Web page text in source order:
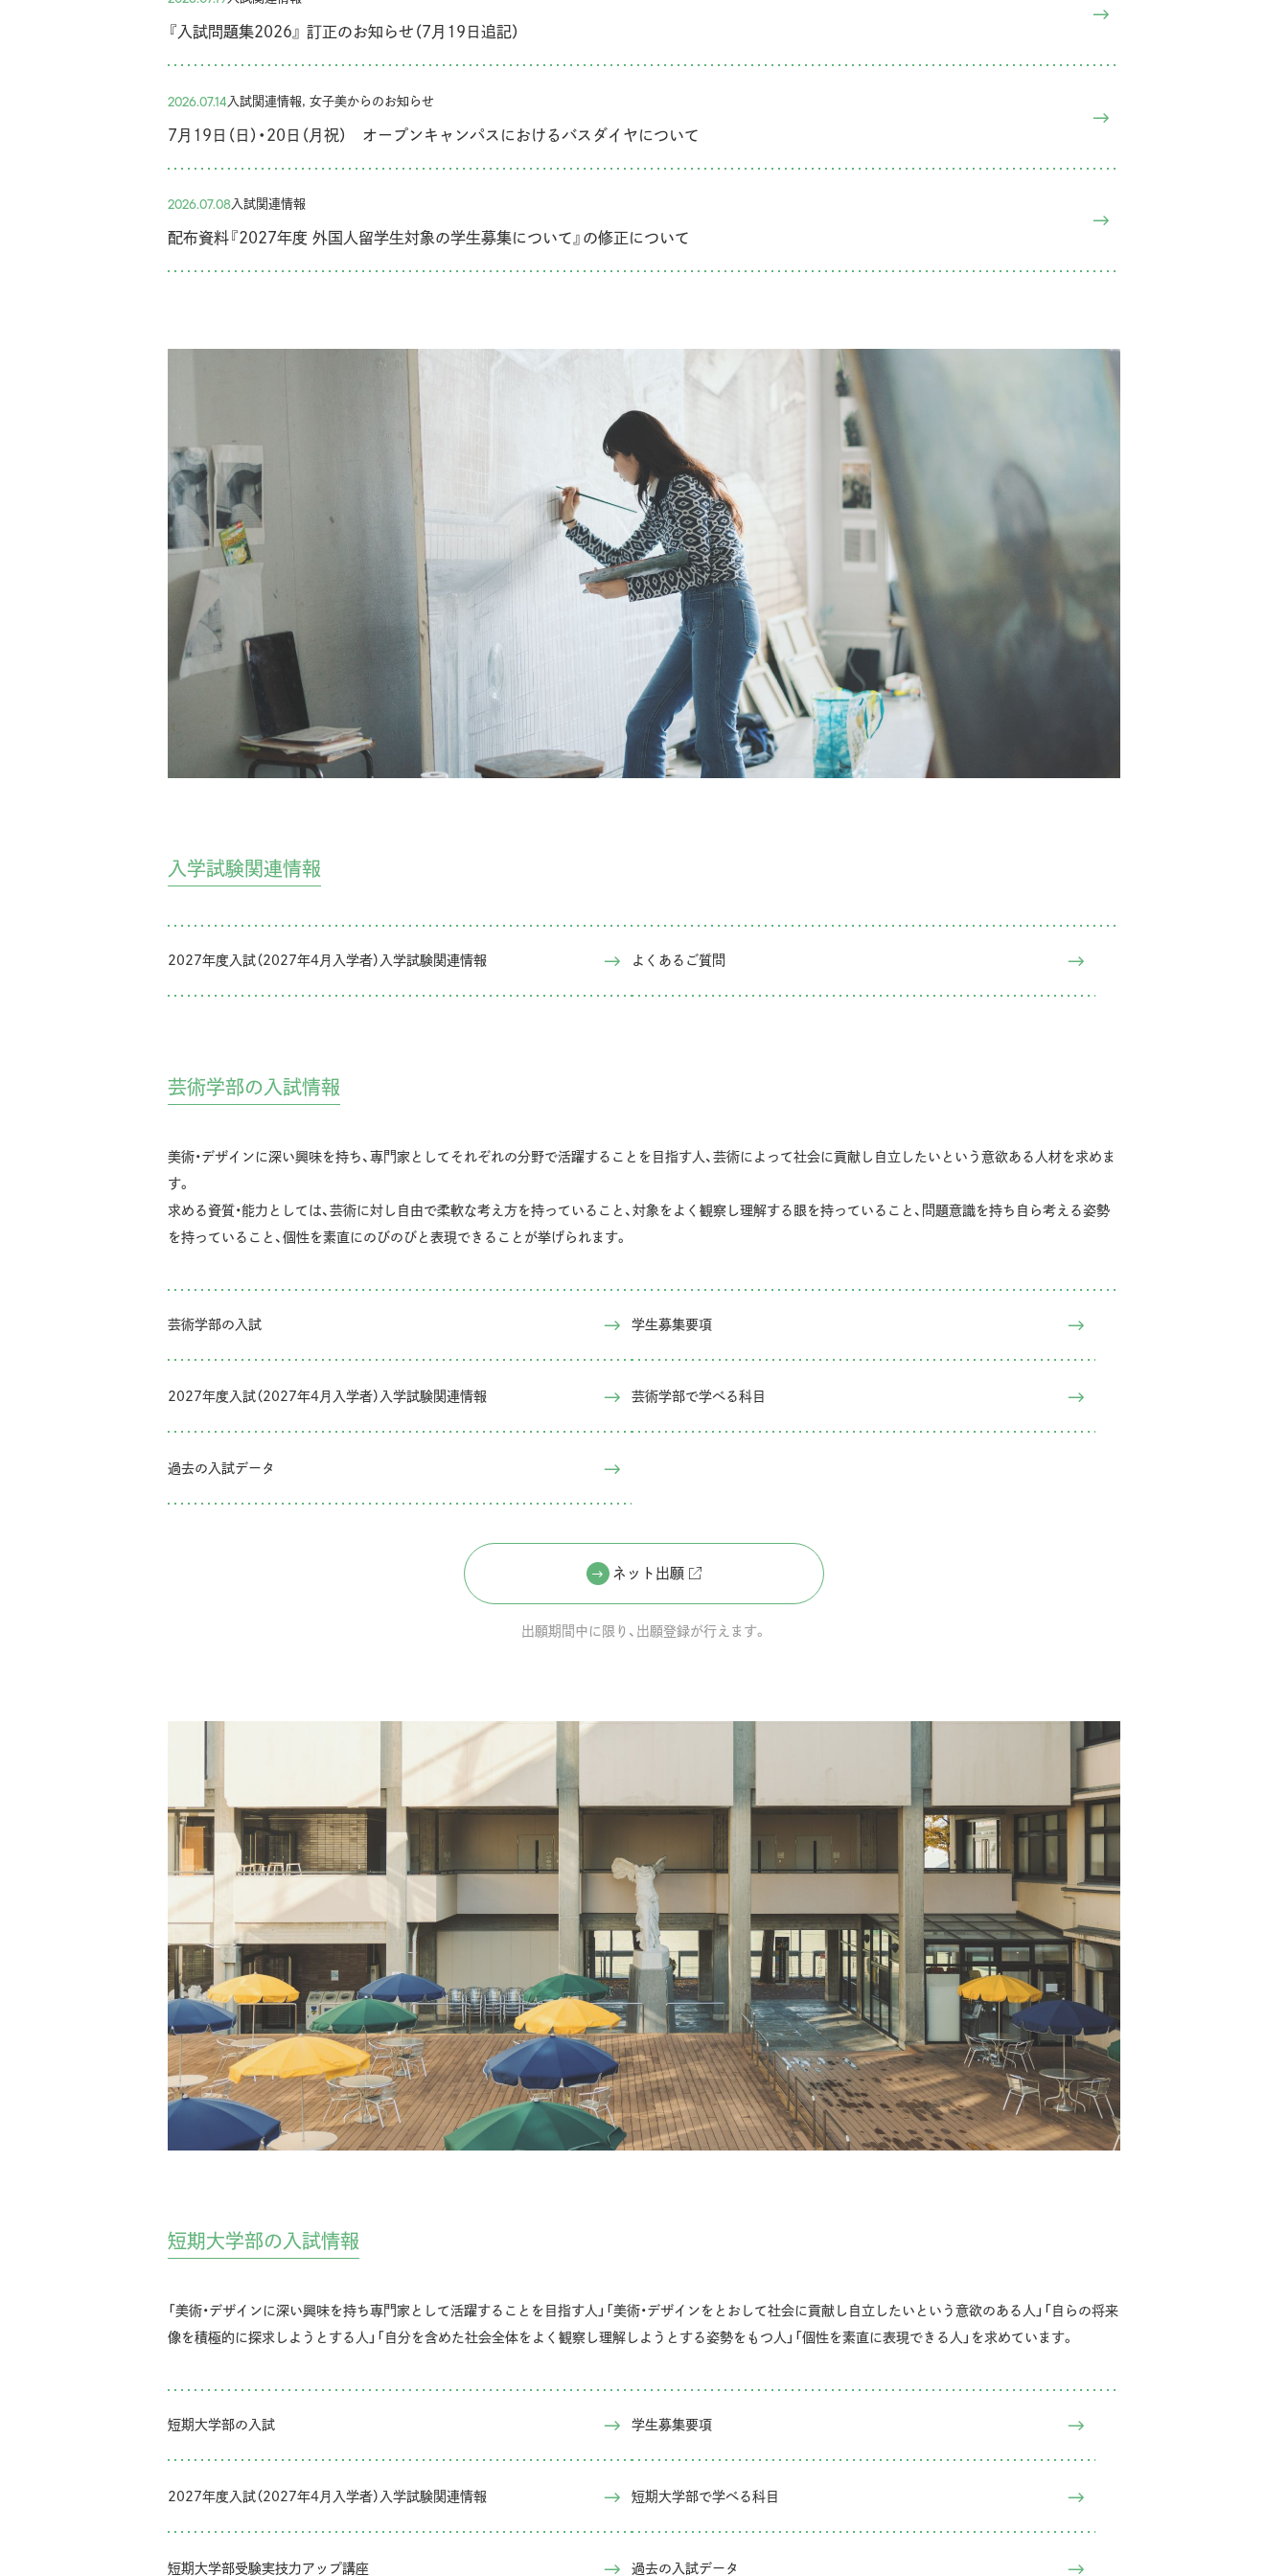
『入試問題集2026』 訂正のお知らせ（7月19日追記）
2026.07.14 入試関連情報, 女子美からのお知らせ
7月19日（日）・20日（月祝） オープンキャンパスにおけるバスダイヤについて
2026.07.08 入試関連情報
配布資料『2027年度 外国人留学生対象の学生募集について』の修正について
入学試験関連情報
2027年度入試（2027年4月入学者）入学試験関連情報 よくあるご質問
芸術学部の入試情報
美術・デザインに深い興味を持ち、専門家としてそれぞれの分野で活躍することを目指す人、芸術によって社会に貢献し自立したいという意欲ある人材を求めま
す。
求める資質・能力としては、芸術に対し自由で柔軟な考え方を持っていること、対象をよく観察し理解する眼を持っていること、問題意識を持ち自ら考える姿勢
を持っていること、個性を素直にのびのびと表現できることが挙げられます。
芸術学部の入試 学生募集要項
2027年度入試（2027年4月入学者）入学試験関連情報 芸術学部で学べる科目
過去の入試データ
ネット出願
出願期間中に限り、出願登録が行えます。
短期大学部の入試情報
「美術・デザインに深い興味を持ち専門家として活躍することを目指す人」「美術・デザインをとおして社会に貢献し自立したいという意欲のある人」「自らの将来
像を積極的に探求しようとする人」「自分を含めた社会全体をよく観察し理解しようとする姿勢をもつ人」「個性を素直に表現できる人」を求めています。
短期大学部の入試 学生募集要項
2027年度入試（2027年4月入学者）入学試験関連情報 短期大学部で学べる科目
短期大学部受験実技力アップ講座 過去の入試データ